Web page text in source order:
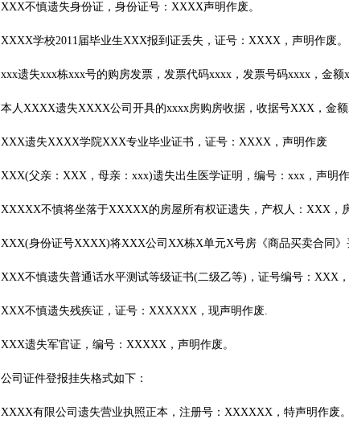
XXX不慎遗失身份证，身份证号：XXXX声明作废。
XXXX学校2011届毕业生XXX报到证丢失，证号：XXXX，声明作废。
xxx遗失xxx栋xxx号的购房发票，发票代码xxxx，发票号码xxxx，金额
本人XXXX遗失XXXX公司开具的xxxx房购房收据，收据号XXX，金额
XXX遗失XXXX学院XXX专业毕业证书，证号：XXXX，声明作废
XXX(父亲：XXX，母亲：xxx)遗失出生医学证明，编号：xxx，声明作
XXXXX不慎将坐落于XXXXX的房屋所有权证遗失，产权人：XXX，
XXX(身份证号XXXX)将XXX公司XX栋X单元X号房《商品买卖合同》
XXX不慎遗失普通话水平测试等级证书(二级乙等)，证号编号：XXX，
XXX不慎遗失残疾证，证号：XXXXXX，现声明作废.
XXX遗失军官证，编号：XXXXX，声明作废。
公司证件登报挂失格式如下：
XXXX有限公司遗失营业执照正本，注册号：XXXXXX，特声明作废。